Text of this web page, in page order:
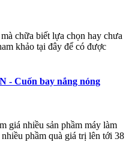
chữa biết lựa chọn hay chưa
khảo tại đây để có được
- Cuốn bay nắng nóng
giá nhiều sản phầm máy làm
phầm quà giá trị lên tới 38